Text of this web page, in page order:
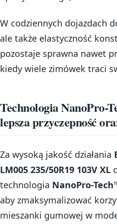
W codziennych dojazdach
ale także elastyczność
pozostaje sprawna nawet
kiedy wiele zimówek traci
Technologia NanoPro-
lepsza przyczepność
Za wysoką jakość działania
LM005 235/50R19 103V XL
technologia NanoPro-
aby zmaksymalizować
mieszanki gumowej w